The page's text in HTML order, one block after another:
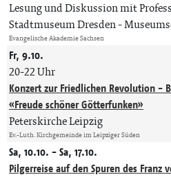
Lesung und Diskussion mit
Stadtmuseum Dresden -
Evangelische Akademie Sachsen
Fr, 9.10.
20-22 Uhr
Konzert zur Friedlichen Revolution -
«Freude schöner Götterfunken»
Peterskirche Leipzig
Ev.-Luth. Kirchgemeinde im Leipziger Süden
Sa, 10.10. - Sa, 17.10.
Pilgerreise auf den Spuren des Franz